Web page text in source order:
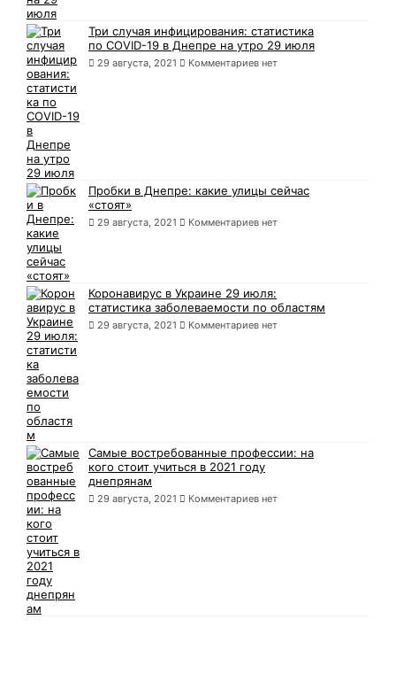
Три случая инфицирования: статистика
по COVID-19 в Днепре на утро 29 июля
29 августа, 2021 Комментариев нет
Пробки в Днепре: какие улицы сейчас
«стоят»
29 августа, 2021 Комментариев нет
Коронавирус в Украине 29 июля:
статистика заболеваемости по областям
29 августа, 2021 Комментариев нет
Самые востребованные профессии: на
кого стоит учиться в 2021 году
днепрянам
29 августа, 2021 Комментариев нет